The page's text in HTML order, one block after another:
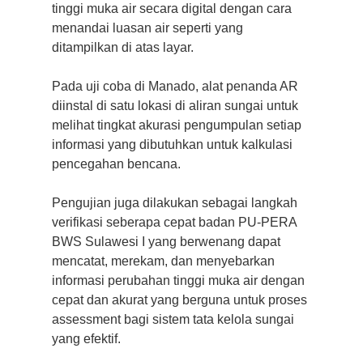
tinggi muka air secara digital dengan cara
menandai luasan air seperti yang
ditampilkan di atas layar.
Pada uji coba di Manado, alat penanda AR
diinstal di satu lokasi di aliran sungai untuk
melihat tingkat akurasi pengumpulan setiap
informasi yang dibutuhkan untuk kalkulasi
pencegahan bencana.
Pengujian juga dilakukan sebagai langkah
verifikasi seberapa cepat badan PU-PERA
BWS Sulawesi I yang berwenang dapat
mencatat, merekam, dan menyebarkan
informasi perubahan tinggi muka air dengan
cepat dan akurat yang berguna untuk proses
assessment bagi sistem tata kelola sungai
yang efektif.